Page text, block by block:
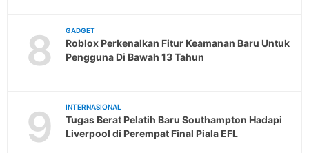
8 GADGET
Roblox Perkenalkan Fitur Keamanan Baru Untuk
Pengguna Di Bawah 13 Tahun
9 INTERNASIONAL
Tugas Berat Pelatih Baru Southampton Hadapi
Liverpool di Perempat Final Piala EFL